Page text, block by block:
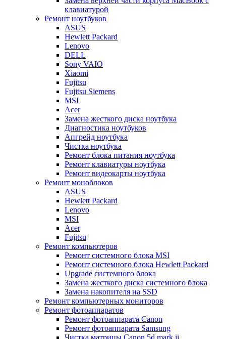
клавиатурой
Ремонт ноутбуков
ASUS
Hewlett Packard
Lenovo
DELL
Sony VAIO
Xiaomi
Fujitsu
Fujitsu Siemens
MSI
Acer
Замена жесткого диска ноутбука
Диагностика ноутбуков
Апгрейд ноутбука
Чистка ноутбука
Ремонт блока питания ноутбука
Ремонт клавиатуры ноутбука
Ремонт видеокарты ноутбука
Ремонт моноблоков
ASUS
Hewlett Packard
Lenovo
MSI
Acer
Fujitsu
Ремонт компьютеров
Ремонт системного блока MSI
Ремонт системного блока Hewlett Packard
Upgrade системного блока
Замена жесткого диска системного блока
Замена накопителя на SSD
Ремонт компьютерных мониторов
Ремонт фотоаппаратов
Ремонт фотоаппарата Canon
Ремонт фотоаппарата Samsung
Чистка матрицы Canon 5d mark ii